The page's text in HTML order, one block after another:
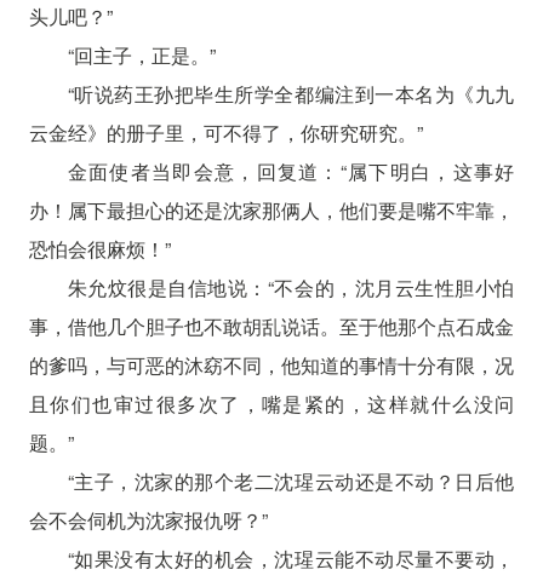
头儿吧？”
“回主子，正是。”
“听说药王孙把毕生所学全都编注到一本名为《九九
云金经》的册子里，可不得了，你研究研究。”
金面使者当即会意，回复道：“属下明白，这事好
办！属下最担心的还是沈家那俩人，他们要是嘴不牢靠，
恐怕会很麻烦！”
朱允炆很是自信地说：“不会的，沈月云生性胆小怕
事，借他几个胆子也不敢胡乱说话。至于他那个点石成金
的爹吗，与可恶的沐窈不同，他知道的事情十分有限，况
且你们也审过很多次了，嘴是紧的，这样就什么没问
题。”
“主子，沈家的那个老二沈瑆云动还是不动？日后他
会不会伺机为沈家报仇呀？”
“如果没有太好的机会，沈瑆云能不动尽量不要动，